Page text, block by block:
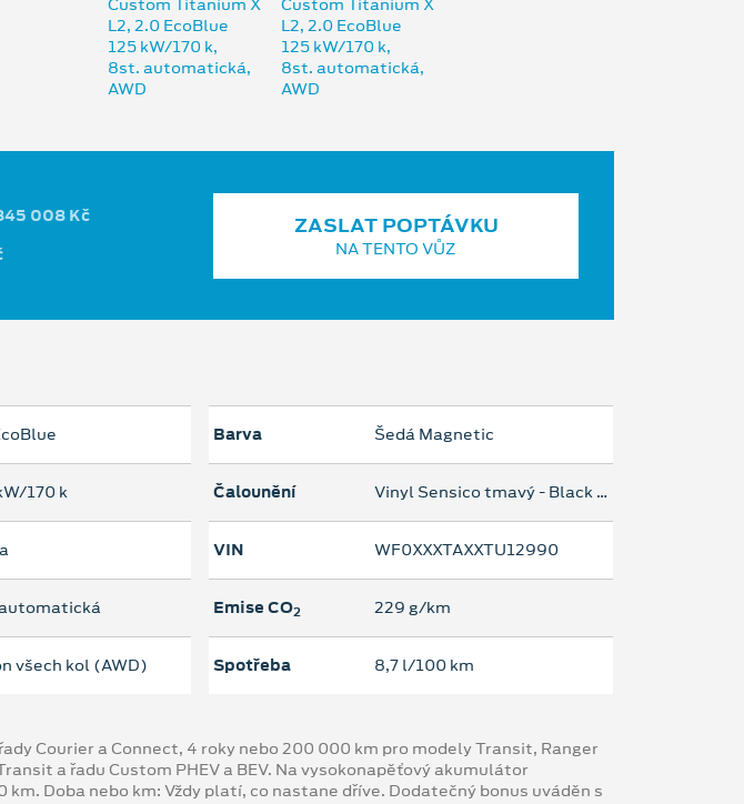
008 Kč
ZASLAT POPTÁVKU
NA TENTO VŮZ
170 k
všech kol (AWD)
Barva Šedá Magnetic
Čalounění Vinyl Sensico tmavý - Black Onyx
VIN WF0XXXTAXXTU12990
Emise CO2 229 g/km
Spotřeba 8,7 l/100 km
Courier a Connect, 4 roky nebo 200 000 km pro modely Transit, Ranger
a řadu Custom PHEV a BEV. Na vysokonapěťový akumulátor
Doba nebo km: Vždy platí, co nastane dříve. Dodatečný bonus uváděn s